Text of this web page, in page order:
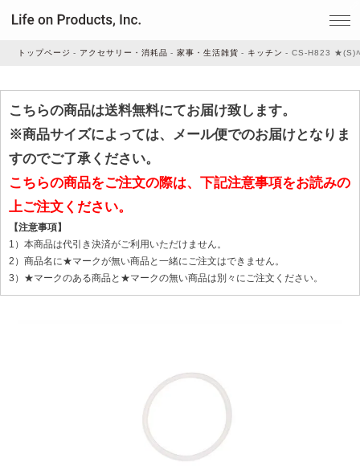
家事・生活雑貨
ルームフレグランス
ビューティー
トップページ アクセサリー・消耗品 家事・生活雑貨 キッチン CS-H823 ★(S)ﾊ
こちらの商品は送料無料にてお届け致します。
※商品サイズによっては、メール便でのお届けとなりま
すのでご了承ください。
こちらの商品をご注文の際は、下記注意事項をお読みの
上ご注文ください。
【注意事項】
1）本商品は代引き決済がご利用いただけません。
2）商品名に★マークが無い商品と一緒にご注文はできません。
3）★マークのある商品と★マークの無い商品は別々にご注文ください。